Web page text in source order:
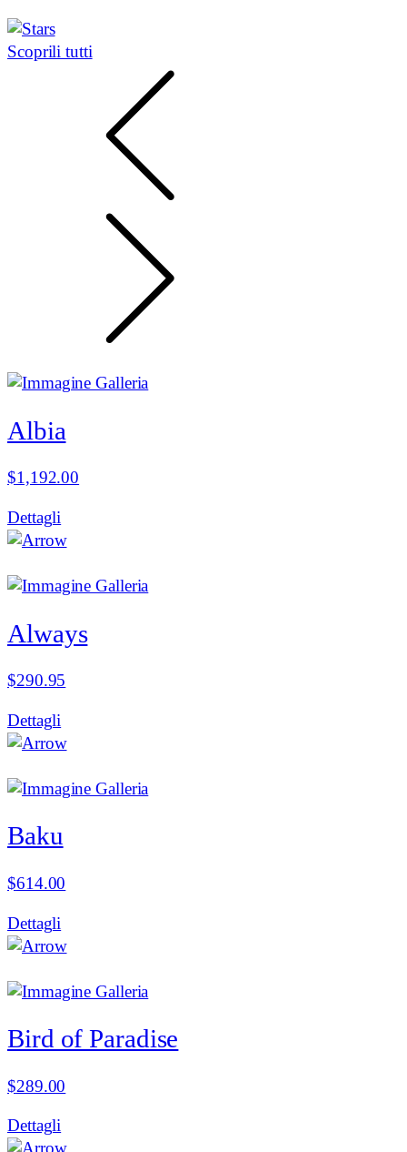
Scoprili tutti
Albia
$1,192.00
Dettagli
Always
$290.95
Dettagli
Baku
$614.00
Dettagli
Bird of Paradise
$289.00
Dettagli